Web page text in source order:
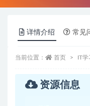
详情介绍 常见
当前位置： 首页 IT
资源信息